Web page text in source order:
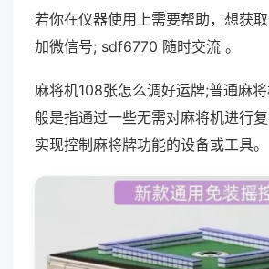
若你在仪器使用上需要帮助，想获
加微信号; sdf6770 随时交流 。
麻将机108张怎么调好运牌;普通麻
般是指通过一些无需对麻将机进行
实现控制麻将牌功能的设备或工具。